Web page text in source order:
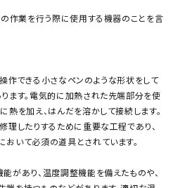
の作業を行う際に使用する機器のことを言
作できる小さなペンのような形状をして
ます。電気的に加熱された先端部分を使
熱を加え、はんだを溶かして接続します。
理したりするために重要な工程であり、
いて必須の道具とされています。
があり、温度調整機能を備えたものや、